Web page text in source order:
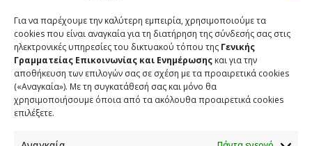
Για να παρέχουμε την καλύτερη εμπειρία, χρησιμοποιούμε τα
cookies που είναι αναγκαία για τη διατήρηση της σύνδεσής σας στις
ηλεκτρονικές υπηρεσίες του δικτυακού τόπου της Γενικής
Γραμματείας Επικοινωνίας και Ενημέρωσης και για την
αποθήκευση των επιλογών σας σε σχέση με τα προαιρετικά cookies
(«Αναγκαία»). Με τη συγκατάθεσή σας και μόνο θα
χρησιμοποιήσουμε όποια από τα ακόλουθα προαιρετικά cookies
επιλέξετε.
ΕΠΙΚΟΙΝΩΝΙΑ
Φραγκούδη 11 & Αλεξάνδρου Πάντου